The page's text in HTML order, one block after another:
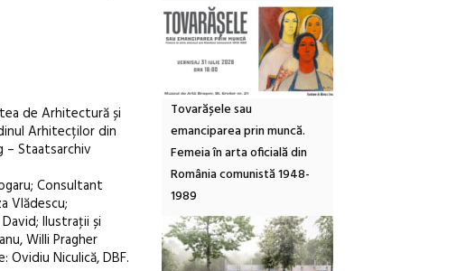
de Arhitectură și
Arhitecților din
– Staatsarchiv
Consultant
Vlădescu;
Ilustraţii și
Willi Pragher
Niculică, DBF.
Tovarășele sau
emanciparea prin muncă.
Femeia în arta oficială din
România comunistă 1948-
1989